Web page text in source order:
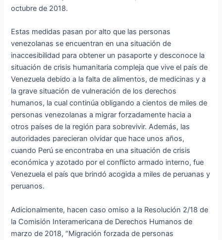
octubre de 2018.
Estas medidas pasan por alto que las personas
venezolanas se encuentran en una situación de
inaccesibilidad para obtener un pasaporte y desconoce la
situación de crisis humanitaria compleja que vive el país de
Venezuela debido a la falta de alimentos, de medicinas y a
la grave situación de vulneración de los derechos
humanos, la cual continúa obligando a cientos de miles de
personas venezolanas a migrar forzadamente hacia a
otros países de la región para sobrevivir. Además, las
autoridades parecieran olvidar que hace unos años,
cuando Perú se encontraba en una situación de crisis
económica y azotado por el conflicto armado interno, fue
Venezuela el país que brindó acogida a miles de peruanas y
peruanos.
Adicionalmente, hacen caso omiso a la Resolución 2/18 de
la Comisión Interamericana de Derechos Humanos de
marzo de 2018, “Migración forzada de personas